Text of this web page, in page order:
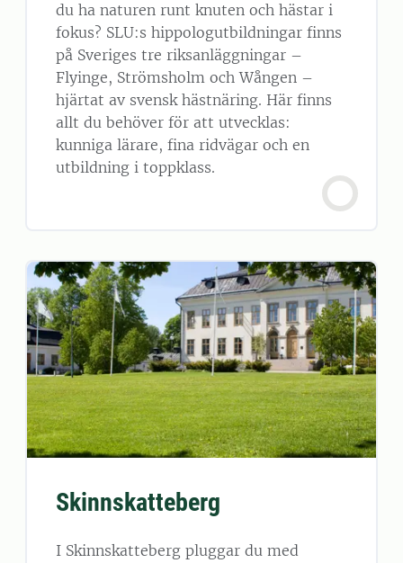
du ha naturen runt knuten och hästar i
fokus? SLU:s hippologutbildningar finns
på Sveriges tre riksanläggningar –
Flyinge, Strömsholm och Wången –
hjärtat av svensk hästnäring. Här finns
allt du behöver för att utvecklas:
kunniga lärare, fina ridvägar och en
utbildning i toppklass.
Skinnskatteberg
I Skinnskatteberg pluggar du med